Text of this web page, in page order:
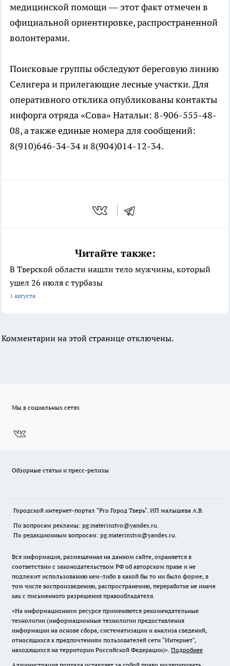
медицинской помощи — этот факт отмечен в
официальной ориентировке, распространенной
волонтерами.
Поисковые группы обследуют береговую линию
Селигера и прилегающие лесные участки. Для
оперативного отклика опубликованы контакты
инфорга отряда «Сова» Натальи: 8-906-555-48-
08, а также единые номера для сообщений:
8(910)646-34-34 и 8(904)014-12-34.
Читайте также:
В Тверской области нашли тело мужчины, который
ушел 26 июля с турбазы
1 августа
Комментарии на этой странице отключены.
Мы в социальных сетях
Обзорные статьи и пресс-релизы
Городской интернет-портал "Pro Город Тверь". ИП малышева А.В.
По вопросам рекламы: pg.materinstvo@yandex.ru.
По редакционным вопросам: pg.materinstvo@yandex.ru.
Вся информация, размещенная на данном сайте, охраняется в
соответствии с законодательством РФ об авторском праве и не
подлежит использованию кем-либо в какой бы то ни было форме, в
том числе воспроизведению, распространению, переработке не иначе
как с письменного разрешения правообладателя.
«На информационном ресурсе применяются рекомендательные
технологии (информационные технологии предоставления
информации на основе сбора, систематизации и анализа сведений,
относящихся к предпочтениям пользователей сети "Интернет",
находящихся на территории Российской Федерации)». Подробнее